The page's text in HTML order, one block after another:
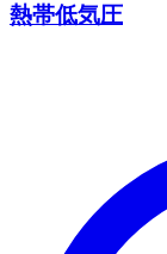
熱帯低気圧